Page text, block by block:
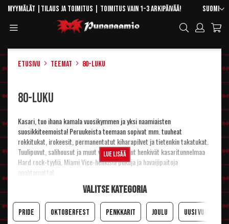
Skip
Content
Kieli
Suomi
Myymälät Tilaus ja toimitus | Toimitus vain 1-3 arkipäivää!
Hae
Etusivu Teemat 80-luku
80-luku
Kasari, tuo ihana kamala vuosikymmen ja yksi naamiaisten
suosikkiteemoista! Peruukeista teemaan sopivat mm. tuuheat
rokkitukat, irokeesit, permanentatut kiharapilvet ja tietenkin takatukat.
Tuulipuvut, salihousut ja muut värikkäät asut henkivät kasaritunnelmaa
Hard rock-tyyliä, Miami Vice-henkisiä pukuja ja havaijipaitoja
unohtamatta!
Tähän kategoriaan olemme keränneet 80-luvun tyyliin sopivia
kategorioista helpottaaksemme niiden löytymistä. Lisää vaihtoehtoja ja
ideoita löydät toki selailemalla nettisivujamme. :)
Lue lisää
Valitse kategoria
Pride Oktoberfest Penkkarit Joulu Uusi Vuosi